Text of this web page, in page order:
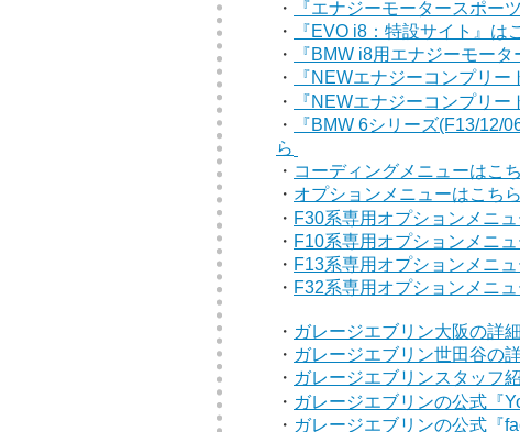
・
『エナジーモータースポー
・
『EVO i8：特設サイト』は
・
『BMW i8用エナジーモー
・
『NEWエナジーコンプリ
・
『NEWエナジーコンプリ
・
『BMW 6シリーズ(F13/12/
ら
・ コーディングメニューはこ
・ オプションメニューはこちら
・ F30系専用オプションメニ
・ F10系専用オプションメニ
・ F13系専用オプションメニ
・ F32系専用オプションメニ
・ ガレージエブリン大阪の詳
・ ガレージエブリン世田谷の
・ ガレージエブリンスタッフ
・ ガレージエブリンの公式『
・ ガレージエブリンの公式『